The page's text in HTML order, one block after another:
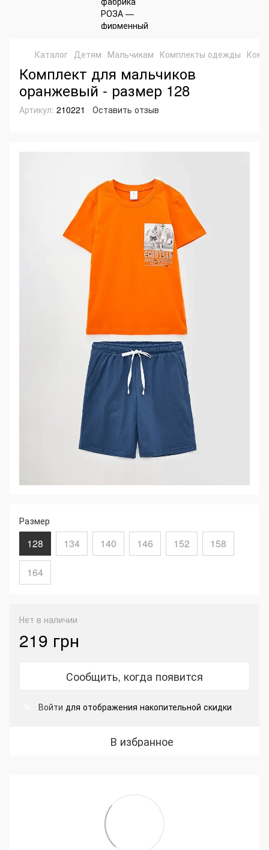
Каталог Детям Мальчикам Комплекты одежды
Комплект для мальчиков
оранжевый - размер 128
Артикул: 210221 Оставить отзыв
Размер
128 134 140 146 152 158
164
Нет в наличии
219 грн
Сообщить, когда появится
Войти для отображения накопительной скидки
В избранное